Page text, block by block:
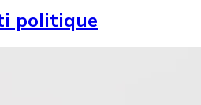
politique